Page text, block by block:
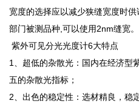
宽度的选择应以减少狭缝宽度时
部门被测品种,可以使用2nm缝宽。
紫外可见分光光度计6大特点
1、超低的杂散光：国内在经济型
五的杂散光指标；
2、出色的稳定性：选材精良，稳